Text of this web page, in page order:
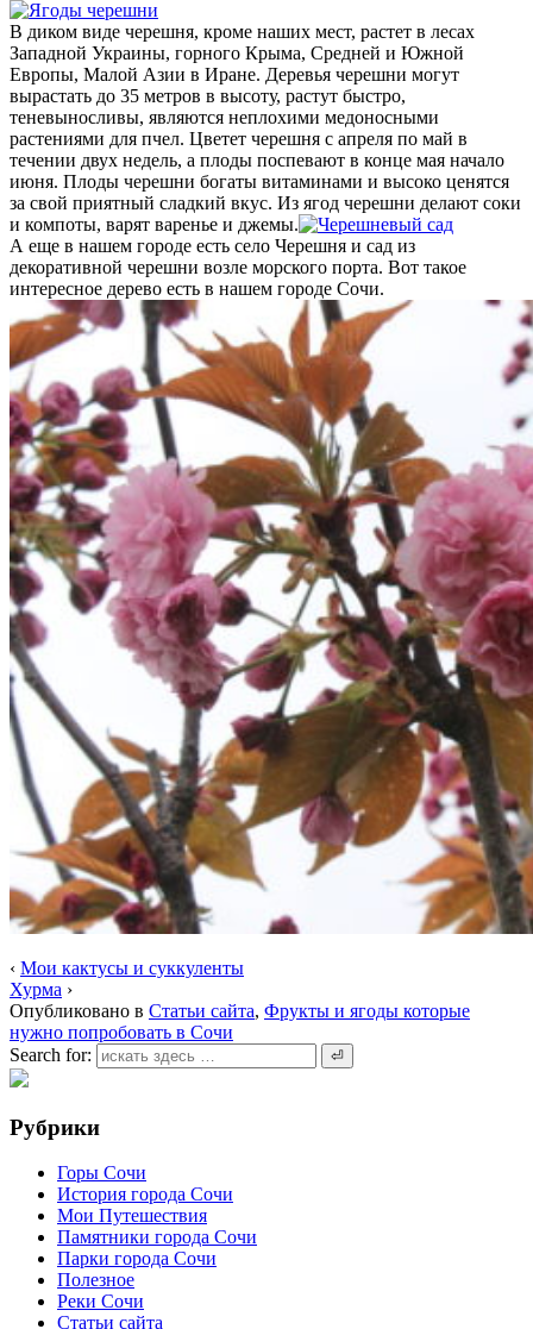
В диком виде черешня, кроме наших мест, растет в лесах
Западной Украины, горного Крыма, Средней и Южной
Европы, Малой Азии в Иране. Деревья черешни могут
вырастать до 35 метров в высоту, растут быстро,
теневыносливы, являются неплохими медоносными
растениями для пчел. Цветет черешня с апреля по май в
течении двух недель, а плоды поспевают в конце мая начало
июня. Плоды черешни богаты витаминами и высоко ценятся
за свой приятный сладкий вкус. Из ягод черешни делают соки
и компоты, варят варенье и джемы.
А еще в нашем городе есть село Черешня и сад из
декоративной черешни возле морского порта. Вот такое
интересное дерево есть в нашем городе Сочи.
‹ Мои кактусы и суккуленты
Хурма ›
Опубликовано в Статьи сайта, Фрукты и ягоды которые
нужно попробовать в Сочи
Search for:
Рубрики
Горы Сочи
История города Сочи
Мои Путешествия
Памятники города Сочи
Парки города Сочи
Полезное
Реки Сочи
Статьи сайта